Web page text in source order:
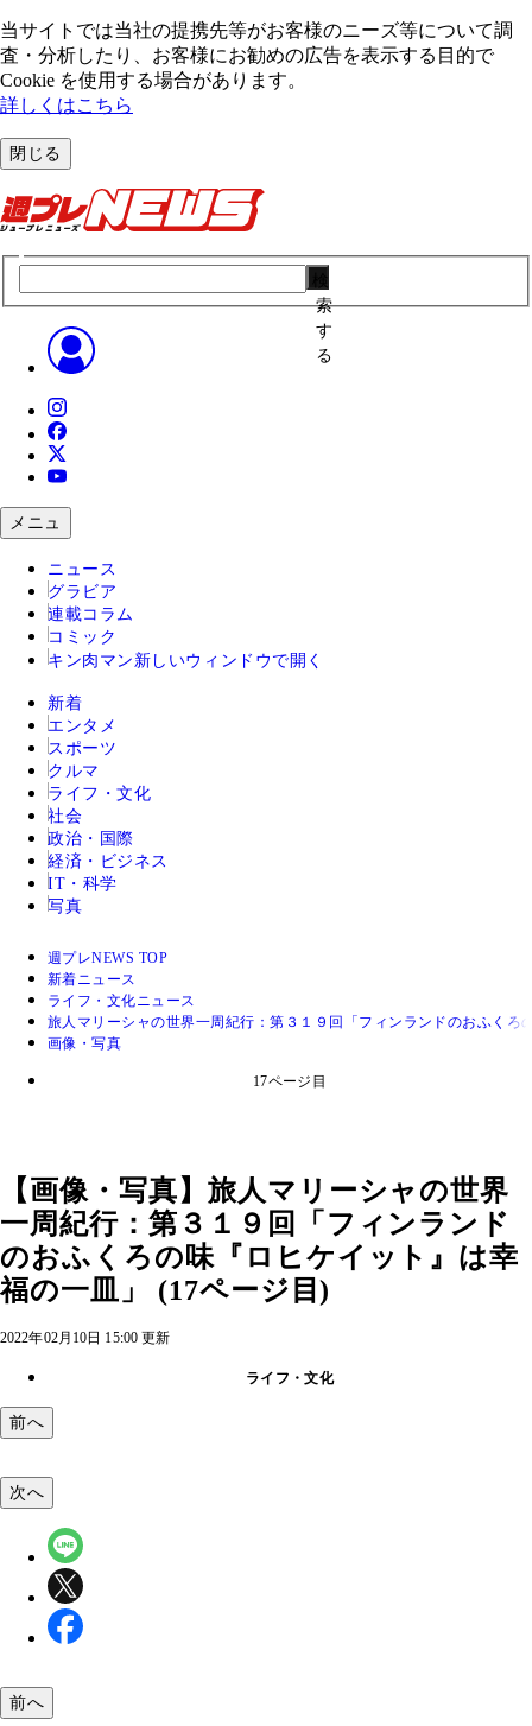
当サイトでは当社の提携先等がお客様のニーズ等について調
査・分析したり、お客様にお勧めの広告を表⽰する⽬的で
Cookie を使⽤する場合があります。
詳しくはこちら
閉じる
索
す
る
メニュ
ニュース
グラビア
連載コラム
コミック
キン肉マン 新しいウィンドウで開く
新着
エンタメ
スポーツ
クルマ
ライフ・文化
社会
政治・国際
経済・ビジネス
IT・科学
写真
週プレNEWS TOP
新着ニュース
ライフ・文化ニュース
旅人マリーシャの世界一周紀行：第３１９回「フィンランドのおふくろ
画像・写真
17ページ目
【画像・写真】旅人マリーシャの世界
一周紀行：第３１９回「フィンランド
のおふくろの味『ロヒケイット』は幸
福の一皿」 (17ページ目)
2022年02月10日 15:00 更新
ライフ・文化
前へ
次へ
前へ